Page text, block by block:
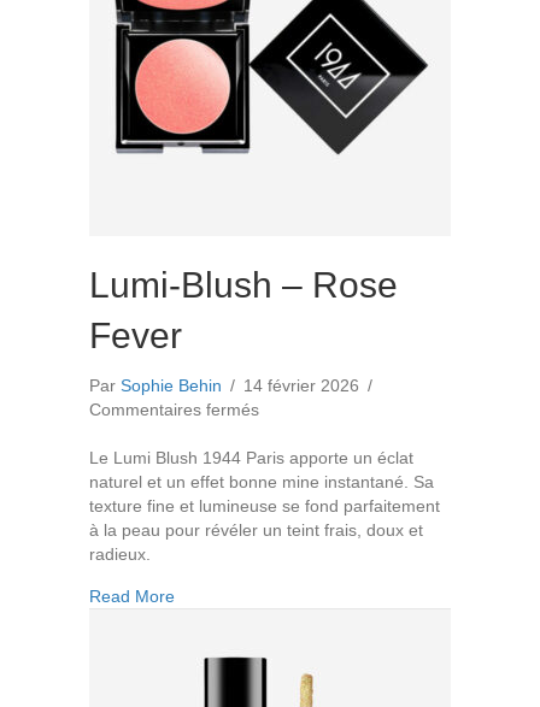
Lumi-Blush – Rose
Fever
Par Sophie Behin / 14 février 2026 /
Commentaires ferméssur
Blush
–
Rose
Fever
Le Lumi Blush 1944 Paris apporte un éclat
naturel et un effet bonne mine instantané. Sa
texture fine et lumineuse se fond parfaitement
à la peau pour révéler un teint frais, doux et
radieux.
Read Moreabout Lumi-Blush – Rose Fever